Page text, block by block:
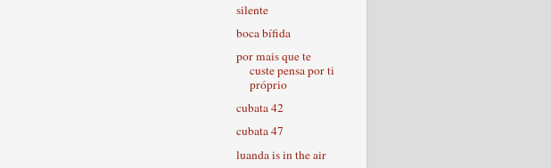
silente
boca bífida
por mais que te
custe pensa por ti
próprio
cubata 42
cubata 47
luanda is in the air